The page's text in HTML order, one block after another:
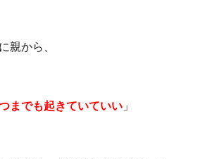
親から、
までも起きていていい 」